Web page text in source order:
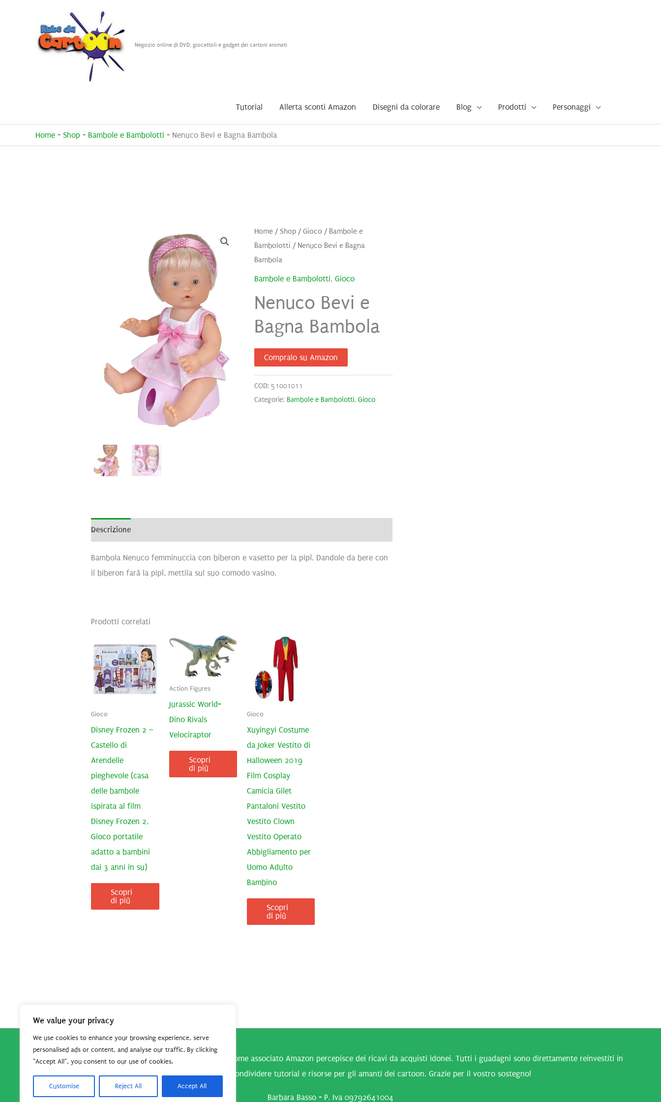
We value your privacy
We use cookies to enhance your browsing experience, serve
personalised ads or content, and analyse our traffic. By clicking
"Accept All", you consent to our use of cookies.
Customise Reject All Accept All
Negozio online di DVD, giocattoli e gadget dei cartoni animati
Tutorial Allerta sconti Amazon Disegni da colorare Blog Prodotti Personaggi
Home - Shop - Bambole e Bambolotti - Nenuco Bevi e Bagna Bambola
Home/ Shop/ Gioco / Bambole e
Bambolotti / Nenuco Bevi e Bagna
Bambola
Bambole e Bambolotti, Gioco
Nenuco Bevi e
Bagna Bambola
Compralo su Amazon
COD: 51001011
Categorie: Bambole e Bambolotti, Gioco
Descrizione
Bambola Nenuco femminuccia con biberon e vasetto per la pipì. Dandole da bere con
il biberon farà la pipì, mettila sul suo comodo vasino.
Prodotti correlati
Gioco
Disney Frozen 2 –
Castello di
Arendelle
pieghevole (casa
delle bambole
ispirata al film
Disney Frozen 2,
Gioco portatile
adatto a bambini
dai 3 anni in su)
Scopri
di più
Action Figures
Jurassic World-
Dino Rivals
Velociraptor
Scopri
di più
Gioco
Xuyingyi Costume
da Joker Vestito di
Halloween 2019
Film Cosplay
Camicia Gilet
Pantaloni Vestito
Vestito Clown
Vestito Operato
Abbigliamento per
Uomo Adulto
Bambino
Scopri
di più
Copyright © 2026Robe da Cartoon| Robe da Cartoon come associato Amazon percepisce dei ricavi da acquisti idonei. Tutti i guadagni sono direttamente reinvestiti in
questo sito per continuare a condividere tutorial e risorse per gli amanti dei cartoon. Grazie per il vostro sostegno!
Barbara Basso - P. Iva 09792641004